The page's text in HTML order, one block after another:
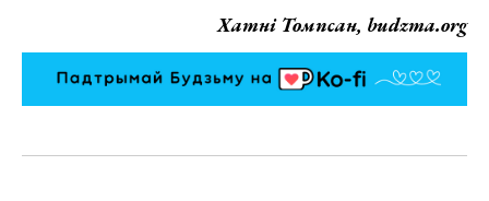
Хатні Томпсан, budzma.org